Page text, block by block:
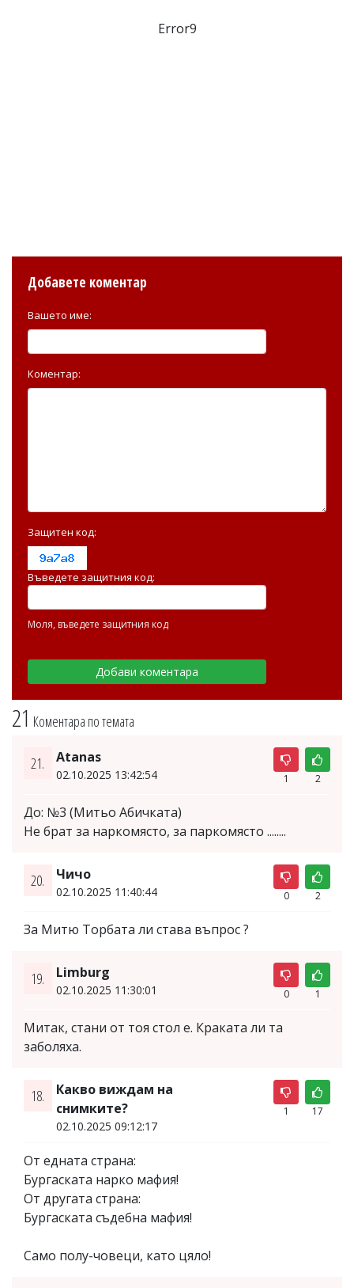
Error9
21 Коментара по темата
21. Atanas
02.10.2025 13:42:54 1 2
До: №3 (Митьо Абичката)
Не брат за наркомясто, за паркомясто ........
20. Чичо
02.10.2025 11:40:44 0 2
За Митю Торбата ли става въпрос ?
19. Limburg
02.10.2025 11:30:01 0 1
Митак, стани от тоя стол е. Краката ли та
заболяха.
18.
Какво виждам на
снимките?
02.10.2025 09:12:17
1 17
От едната страна:
Бургаската нарко мафия!
От другата страна:
Бургаската съдебна мафия!
Само полу-човеци, като цяло!
Добавете коментар
Вашето име:
Коментар:
Защитен код:
Въведете защитния код:
Моля, въведете защитния код